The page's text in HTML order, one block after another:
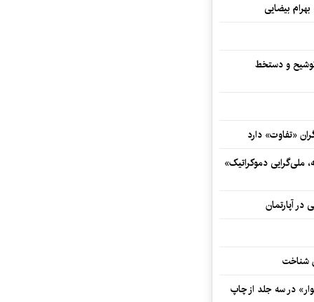
بیضایی
و دستخط
«تفاوت» دارد
ملی‌گرایی دموکراتیک»
در آپارتمان
شناخت
در سه جلد از چاپ